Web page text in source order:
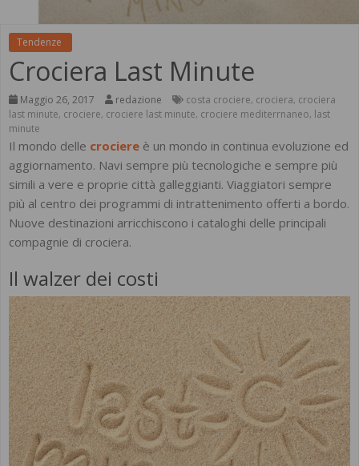
Tendenze
Crociera Last Minute
Maggio 26, 2017 redazione costa crociere, crociera, crociera
last minute, crociere, crociere last minute, crociere mediterrnaneo, last
minute
Il mondo delle crociere è un mondo in continua evoluzione ed
aggiornamento. Navi sempre più tecnologiche e sempre più
simili a vere e proprie città galleggianti. Viaggiatori sempre
più al centro dei programmi di intrattenimento offerti a bordo.
Nuove destinazioni arricchiscono i cataloghi delle principali
compagnie di crociera.
Il walzer dei costi